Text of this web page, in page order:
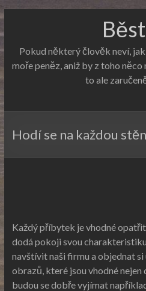
Pokud některý člověk neví,
moře peněz, aniž by z toho něco
to ale
Hodí se na každou
Každý příbytek je vhodné
dodá pokoji svou
navštívit naši firmu a objednat si
obrazů, které jsou vhodné
budou se dobře vyjímat